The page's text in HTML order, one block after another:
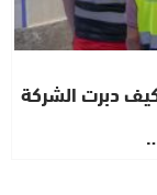
دبرت الشركة